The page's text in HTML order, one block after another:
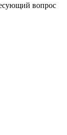
вопрос